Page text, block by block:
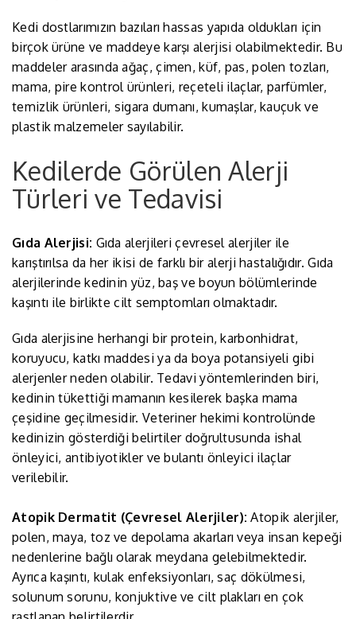
Kedi dostlarımızın bazıları hassas yapıda oldukları için
birçok ürüne ve maddeye karşı alerjisi olabilmektedir. Bu
maddeler arasında ağaç, çimen, küf, pas, polen tozları,
mama, pire kontrol ürünleri, reçeteli ilaçlar, parfümler,
temizlik ürünleri, sigara dumanı, kumaşlar, kauçuk ve
plastik malzemeler sayılabilir.
Kedilerde Görülen Alerji
Türleri ve Tedavisi
Gıda Alerjisi: Gıda alerjileri çevresel alerjiler ile
karıştırılsa da her ikisi de farklı bir alerji hastalığıdır. Gıda
alerjilerinde kedinin yüz, baş ve boyun bölümlerinde
kaşıntı ile birlikte cilt semptomları olmaktadır.
Gıda alerjisine herhangi bir protein, karbonhidrat,
koruyucu, katkı maddesi ya da boya potansiyeli gibi
alerjenler neden olabilir. Tedavi yöntemlerinden biri,
kedinin tükettiği mamanın kesilerek başka mama
çeşidine geçilmesidir. Veteriner hekimi kontrolünde
kedinizin gösterdiği belirtiler doğrultusunda ishal
önleyici, antibiyotikler ve bulantı önleyici ilaçlar
verilebilir.
Atopik Dermatit (Çevresel Alerjiler):Atopik alerjiler,
polen, maya, toz ve depolama akarları veya insan kepeği
nedenlerine bağlı olarak meydana gelebilmektedir.
Ayrıca kaşıntı, kulak enfeksiyonları, saç dökülmesi,
solunum sorunu, konjuktive ve cilt plakları en çok